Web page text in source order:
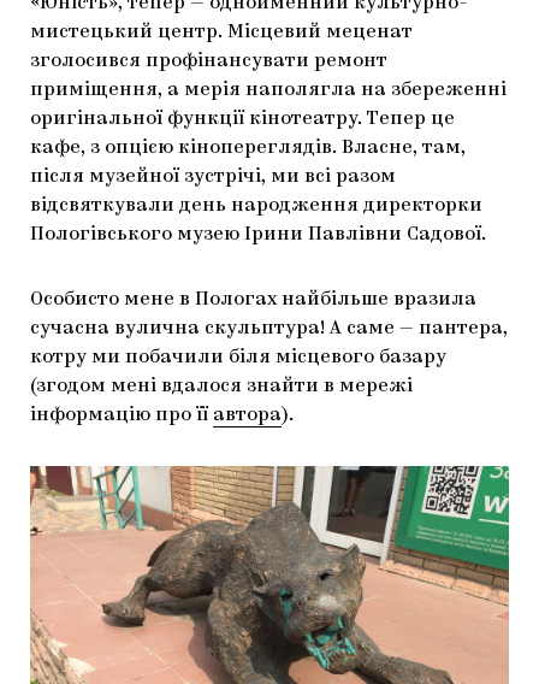
«Юність», тепер — однойменний культурно-
мистецький центр. Місцевий меценат
зголосився профінансувати ремонт
приміщення, а мерія наполягла на збереженні
оригінальної функції кінотеатру. Тепер це
кафе, з опцією кінопереглядів. Власне, там,
після музейної зустрічі, ми всі разом
відсвяткували день народження директорки
Пологівського музею Ірини Павлівни Садової.
Особисто мене в Пологах найбільше вразила
сучасна вулична скульптура! А саме — пантера,
котру ми побачили біля місцевого базару
(згодом мені вдалося знайти в мережі
інформацію про її автора).